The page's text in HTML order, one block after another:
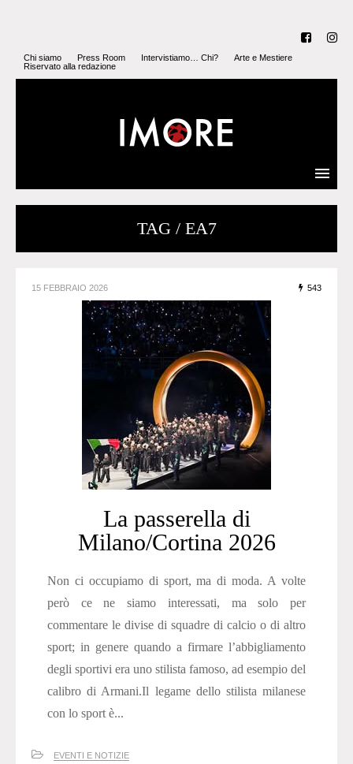
Chi siamo Press Room Intervistiamo… Chi?
Arte e Mestiere
Riservato alla redazione
TAG / EA7
15 FEBBRAIO 2026 543
La passerella di
Milano/Cortina 2026
Non ci occupiamo di sport, ma di moda. A volte
però ce ne siamo interessati, ma solo per
commentare le divise di squadre di calcio o di altro
sport; in genere quando a firmare l’abbigliamento
degli sportivi era uno stilista famoso, ad esempio del
calibro di Armani.Il legame dello stilista milanese
con lo sport è...
EVENTI E NOTIZIE